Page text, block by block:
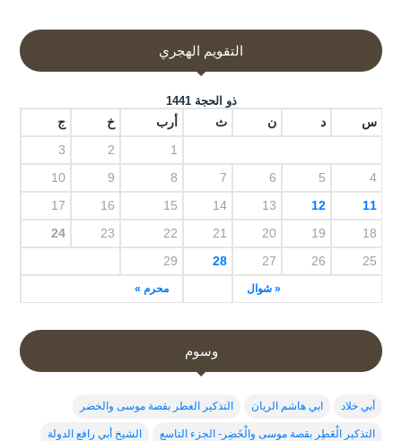
التقويم الهجري
ذو الحجة 1441
س د ن ث أرب خ ج
« شوال محرم »
1
2
3
4
5
6
7
8
9
10
11
12
13
14
15
16
17
18
19
20
21
22
23
24
25
26
27
28
29
وسوم
أبي خلاد ابي هاشم الريان التذكير العطر بقصة موسى والخضر
التذكير الْعَطِر بقصة موسى والْخَضِر- الجزء التاسع الشيخ أبي رافع الدولة